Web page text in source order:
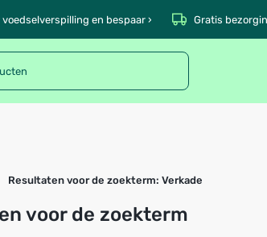
en bespaar › Gratis
Resultaten voor de zoekterm: Verkade
voor de zoekterm